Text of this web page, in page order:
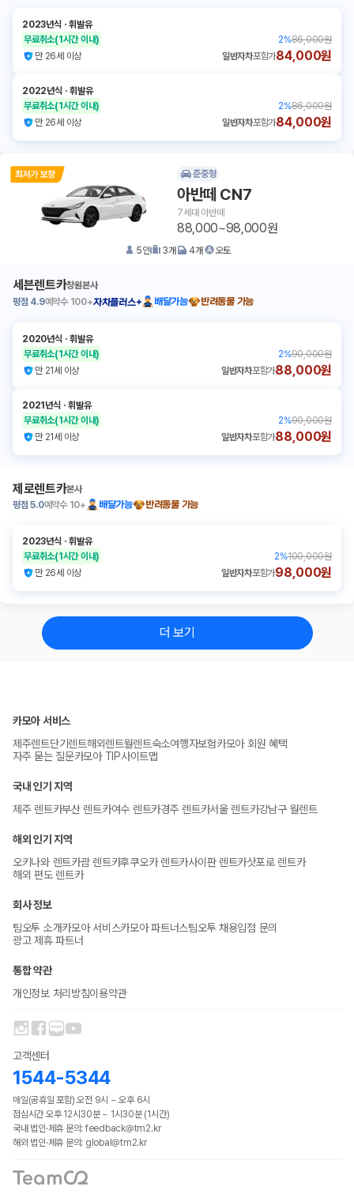
2023년식 ㆍ휘발유
무료취소(1시간 이내) 2%86,000원
만 26세 이상
일반자차포함가84,000원
2022년식 ㆍ휘발유
무료취소(1시간 이내) 2%86,000원
만 26세 이상
일반자차포함가84,000원
준중형
아반떼 CN7
7세대 아반떼
88,000~98,000원
5인 3개 4개 오토
세븐렌트카창원본사
평점 4.9예약수 100+자차플러스+ 배달가능 반려동물 가능
2020년식 ㆍ휘발유
무료취소(1시간 이내) 2%90,000원
만 21세 이상
일반자차포함가88,000원
2021년식 ㆍ휘발유
무료취소(1시간 이내) 2%90,000원
만 21세 이상
일반자차포함가88,000원
제로렌트카본사
평점 5.0예약수 10+ 배달가능 반려동물 가능
2023년식 ㆍ휘발유
무료취소(1시간 이내) 2%100,000원
만 26세 이상
일반자차포함가98,000원
더 보기
카모아 서비스
제주렌트단기렌트해외렌트월렌트숙소여행자보험카모아 회원 혜택
자주 묻는 질문카모아 TIP사이트맵
국내 인기 지역
제주 렌트카부산 렌트카여수 렌트카경주 렌트카서울 렌트카강남구 월렌트
해외 인기 지역
오키나와 렌트카괌 렌트카후쿠오카 렌트카사이판 렌트카삿포로 렌트카
해외 편도 렌트카
회사 정보
팀오투 소개카모아 서비스카모아 파트너스팀오투 채용입점 문의
광고 제휴 파트너
통합 약관
개인정보 처리방침이용약관
고객센터
1544-5344
매일(공휴일 포함) 오전 9시 ~ 오후 6시
점심시간 오후 12시30분 ~ 1시30분 (1시간)
국내 법인·제휴 문의: feedback@tm2.kr
해외 법인·제휴 문의: global@tm2.kr